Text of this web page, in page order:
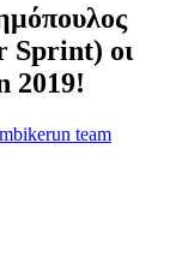
Sprint) οι
2019!
team